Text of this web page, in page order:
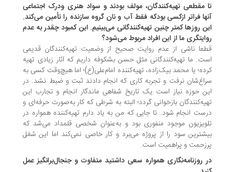
مقطعی تهیه‌کنندگان، مولف بودند و سواد هنری ودرک اجتماعی
فراتر ازکسی بودکه فقط آب و نان گروه سازنده را تأمین می‌‌کند.
روزها کمتر چنین تهیه‌کنندگانی می‌‌بینیم. این کمبود چقدر به عدم
ما از این افراد مربوط می‌‌شود؟
ناشی از عدم روایت صحیح از وضعیت تهیه‌کنندگان قدیمی
ما تهیه‌کنندگانی مثل حسن بشکوفه داریم که آثار زیادی تهیه
یا محمد بیک‌زاده، تهیه‌کننده امام‌علی(ع)؛ اما هیچ‌وقت کسی به
نرفت و تجربه کاری که انجام دادند ثبت و ضبط نشد. در
حوزه نیاز است یک تاریخ شفاهی ماندگار انجام و تجارب این
بازخوانی گردد؛ البته به شرطی که کار به‌صورت حرفه‌ای و
انجام شود. تا جایی که من به یاد دارم تهیه‌کننده همواره در
موجود منفوری بود و به‌عنوان شخصی قلمداد می‌‌شد که
سود را از پروژه می‌‌برد و کار خاصی نمی‌‌کند اما این شغل
و پر‌اهمیت است.
روزنامه‌نگاری همواره سعی داشتید متفاوت و جنجال‌برانگیز عمل